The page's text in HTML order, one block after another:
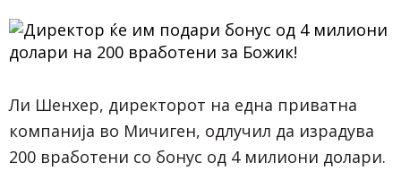
Ли Шенхер, директорот на една приватна
компанија во Мичиген, одлучил да израдува
200 вработени со бонус од 4 милиони долари.